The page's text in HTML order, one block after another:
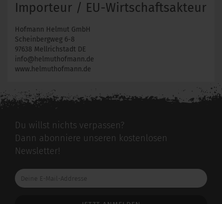
Importeur / EU-Wirtschaftsakteur
Hofmann Helmut GmbH
Scheinbergweg 6-8
97638 Mellrichstadt DE
info@helmuthofmann.de
www.helmuthofmann.de
Du willst nichts verpassen?
Dann abonniere unseren kostenlosen
Newsletter!
Deine
E-